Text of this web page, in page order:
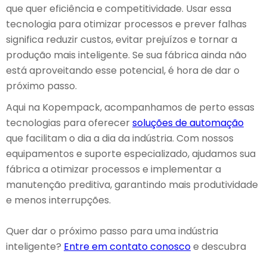
que quer eficiência e competitividade. Usar essa
tecnologia para otimizar processos e prever falhas
significa reduzir custos, evitar prejuízos e tornar a
produção mais inteligente. Se sua fábrica ainda não
está aproveitando esse potencial, é hora de dar o
próximo passo.
Aqui na Kopempack, acompanhamos de perto essas
tecnologias para oferecersoluções de automação
que facilitam o dia a dia da indústria. Com nossos
equipamentos e suporte especializado, ajudamos sua
fábrica a otimizar processos e implementar a
manutenção preditiva, garantindo mais produtividade
e menos interrupções.
Quer dar o próximo passo para uma indústria
inteligente? Entre em contato conoscoe descubra